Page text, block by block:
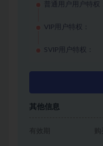
普通用户用户特权：
VIP用户特权：
SVIP用户特权：
其他信息
有效期